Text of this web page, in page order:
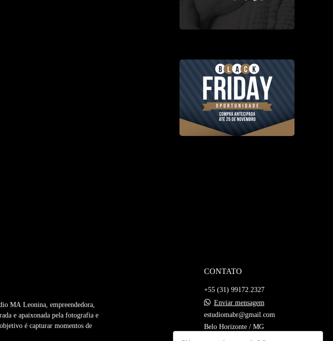
MA Leonina, empreendedora,
e apaixonada pela fotografia e
é capturar momentos de
CONTATO
+55 (31) 99172.2327
Enviar mensagem
estudiomabr@gmail.com
Belo Horizonte / MG